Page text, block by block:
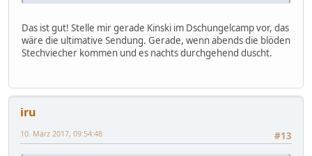
Das ist gut! Stelle mir gerade Kinski im Dschungelcamp vor, das
wäre die ultimative Sendung. Gerade, wenn abends die blöden
Stechviecher kommen und es nachts durchgehend duscht.
iru
#13
10. März 2017, 09:54:48